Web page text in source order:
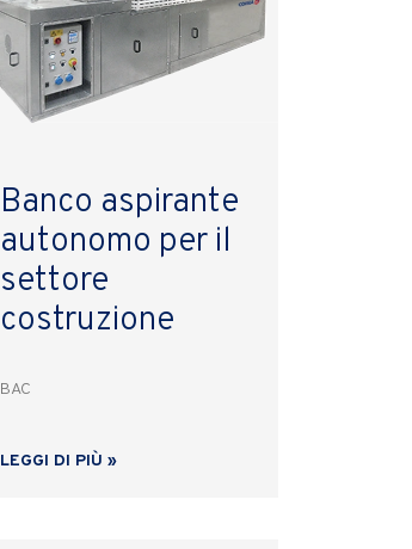
Banco aspirante
autonomo per il
settore
costruzione
BAC
LEGGI DI PIÙ »